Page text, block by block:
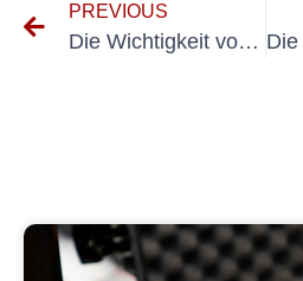
PREVIOUS
Die Wichtigkeit von Elektrofachkraft für Festgelegte Tätigiten neuung für die Sicherheitsvorschriften